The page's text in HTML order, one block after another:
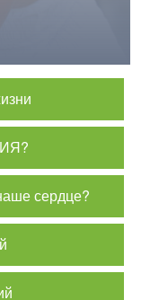
сердце?